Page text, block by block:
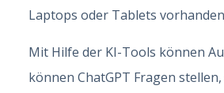
Laptops oder Tablets
Mit Hilfe der KI-Tools können
können ChatGPT Fragen